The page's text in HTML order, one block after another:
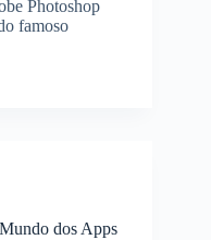
Photoshop
famoso
dos Apps